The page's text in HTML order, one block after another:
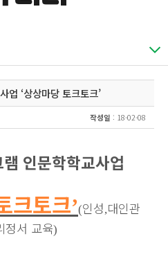
업 ‘상상마당 토크토크’
작성일 : 18-02-08
인문학학교사업
크토크’(인성,대인관
정서 교육)